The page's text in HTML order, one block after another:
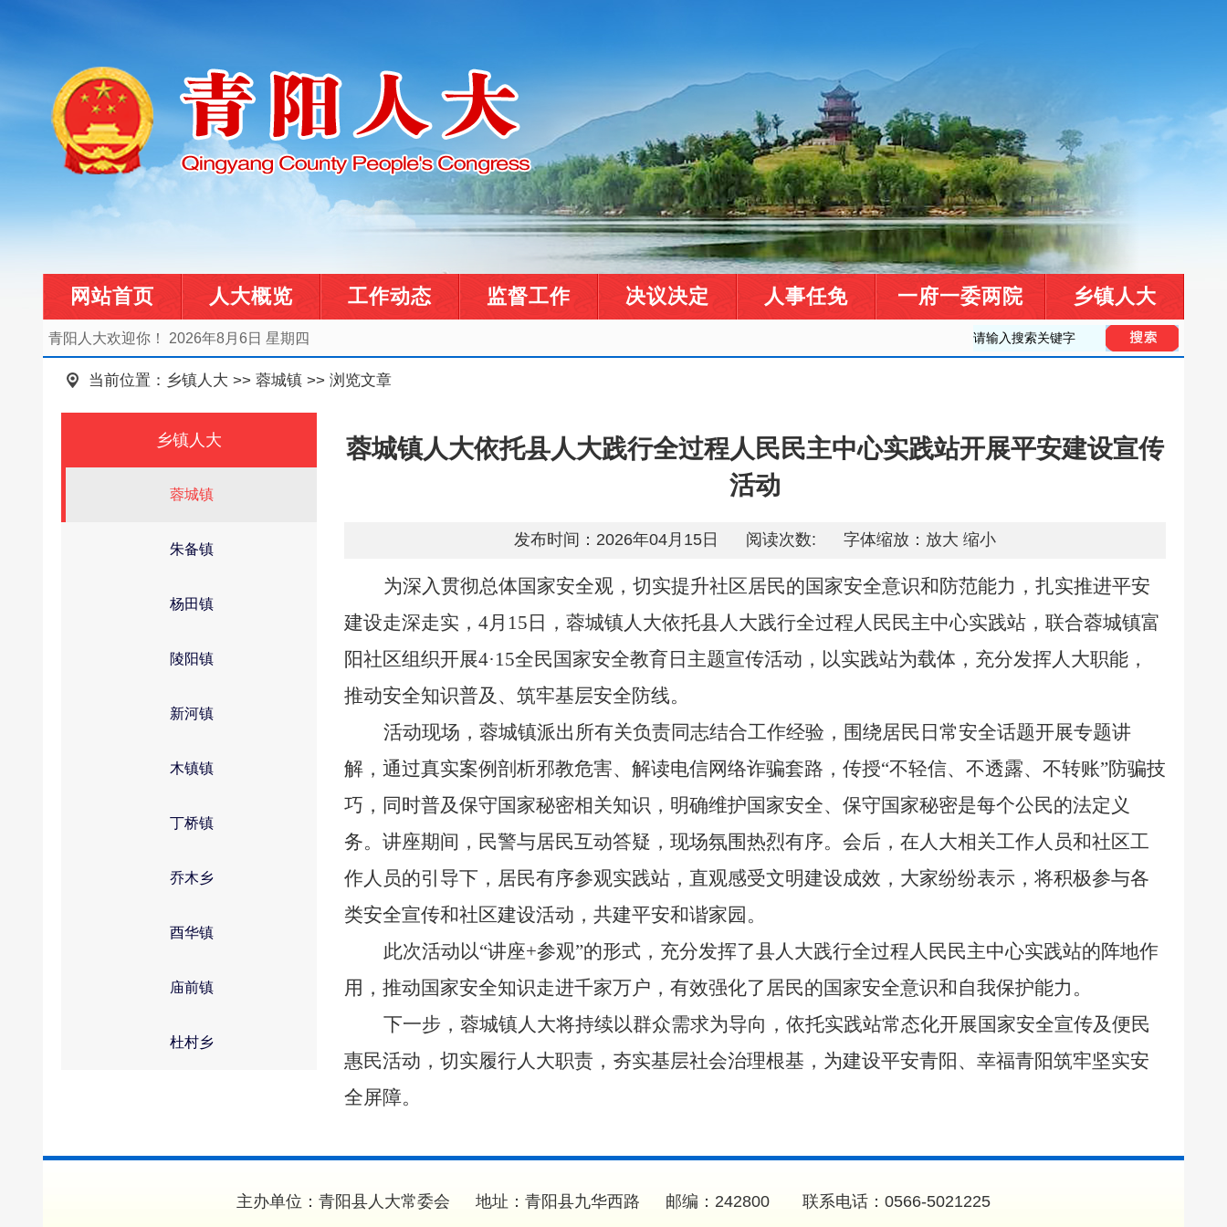
网站首页 人大概览 工作动态 监督工作 决议决定 人事任免 一府一委两院 乡镇人大
青阳人大欢迎你！ 2026年8月6日 星期四
当前位置： 乡镇人大 >> 蓉城镇 >> 浏览文章
乡镇人大
蓉城镇
朱备镇
杨田镇
陵阳镇
新河镇
木镇镇
丁桥镇
乔木乡
酉华镇
庙前镇
杜村乡
蓉城镇人大依托县人大践行全过程人民民主中心实践站开展平安建设宣传
活动
发布时间：2026年04月15日 阅读次数: 字体缩放： 放大 缩小
为深入贯彻总体国家安全观，切实提升社区居民的国家安全意识和防范能力，扎实推进平安
建设走深走实，4月15日，蓉城镇人大依托县人大践行全过程人民民主中心实践站，联合蓉城镇富
阳社区组织开展4·15全民国家安全教育日主题宣传活动，以实践站为载体，充分发挥人大职能，
推动安全知识普及、筑牢基层安全防线。
活动现场，蓉城镇派出所有关负责同志结合工作经验，围绕居民日常安全话题开展专题讲
解，通过真实案例剖析邪教危害、解读电信网络诈骗套路，传授“不轻信、不透露、不转账”防骗技
巧，同时普及保守国家秘密相关知识，明确维护国家安全、保守国家秘密是每个公民的法定义
务。讲座期间，民警与居民互动答疑，现场氛围热烈有序。会后，在人大相关工作人员和社区工
作人员的引导下，居民有序参观实践站，直观感受文明建设成效，大家纷纷表示，将积极参与各
类安全宣传和社区建设活动，共建平安和谐家园。
此次活动以“讲座+参观”的形式，充分发挥了县人大践行全过程人民民主中心实践站的阵地作
用，推动国家安全知识走进千家万户，有效强化了居民的国家安全意识和自我保护能力。
下一步，蓉城镇人大将持续以群众需求为导向，依托实践站常态化开展国家安全宣传及便民
惠民活动，切实履行人大职责，夯实基层社会治理根基，为建设平安青阳、幸福青阳筑牢坚实安
全屏障。
主办单位：青阳县人大常委会 地址：青阳县九华西路 邮编：242800 联系电话：0566-5021225